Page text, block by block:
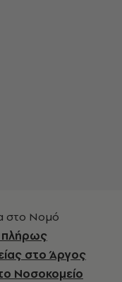
στο Νομό
πλήρως
στο Άργος
Νοσοκομείο